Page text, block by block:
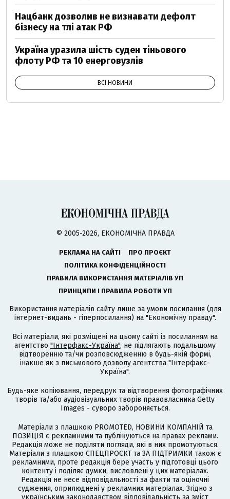
Нацбанк дозволив не визнавати дефолт
бізнесу на тлі атак РФ
Україна уразила шість суден тіньового
флоту РФ та 10 енерговузлів
ВСІ НОВИНИ
© 2005-2026, ЕКОНОМІЧНА ПРАВДА
РЕКЛАМА НА САЙТІ
ПРО ПРОЄКТ
ПОЛІТИКА КОНФІДЕНЦІЙНОСТІ
ПРАВИЛА ВИКОРИСТАННЯ МАТЕРІАЛІВ УП
ПРИНЦИПИ І ПРАВИЛА РОБОТИ УП
Використання матеріалів сайту лише за умови посилання (для
інтернет-видань - гіперпосилання) на "Економічну правду".
Всі матеріали, які розміщені на цьому сайті із посиланням на
агентство "Інтерфакс-Україна", не підлягають подальшому
відтворенню та/чи розповсюдженню в будь-якій формі,
інакше як з письмового дозволу агентства "Інтерфакс-
Україна".
Будь-яке копіювання, передрук та відтворення фотографічних
творів та/або аудіовізуальних творів правовласника Getty
Images - суворо забороняється.
Матеріали з плашкою PROMOTED, НОВИНИ КОМПАНІЙ та
ПОЗИЦІЯ є рекламними та публікуються на правах реклами.
Редакція може не поділяти погляди, які в них промотуються.
Матеріали з плашкою СПЕЦПРОЄКТ та ЗА ПІДТРИМКИ також є
рекламними, проте редакція бере участь у підготовці цього
контенту і поділяє думки, висловлені у цих матеріалах.
Редакція не несе відповідальності за факти та оціночні
судження, оприлюднені у рекламних матеріалах. Згідно з